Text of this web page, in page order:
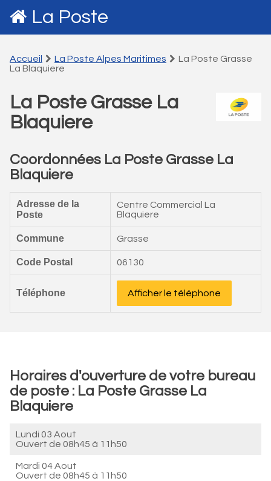
La Poste
Accueil La Poste Alpes Maritimes
La Poste Grasse
La Blaquiere
La Poste Grasse La
Blaquiere
Coordonnées La Poste Grasse La
Blaquiere
Adresse de la
Poste
Centre Commercial La
Blaquiere
Commune Grasse
Code Postal 06130
Téléphone Afficher le téléphone
Horaires d'ouverture de votre bureau
de poste : La Poste Grasse La
Blaquiere
Lundi 03 Aout
Ouvert de 08h45 à 11h50
Mardi 04 Aout
Ouvert de 08h45 à 11h50